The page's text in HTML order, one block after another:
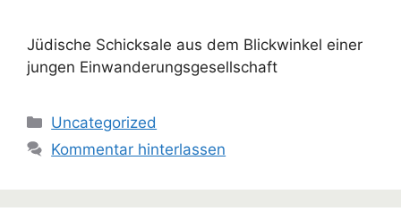
Jüdische Schicksale aus dem Blickwinkel einer
jungen Einwanderungsgesellschaft
Kategorien
Uncategorized
Kommentar hinterlassen